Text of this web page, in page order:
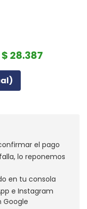
28.387
el pago
lo reponemos
en tu consola
e Instagram
Google